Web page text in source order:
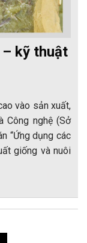
– kỹ thuật
vào sản xuất,
Công nghệ (Sở
“Ứng dụng các
giống và nuôi